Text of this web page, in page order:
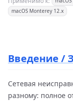
macOS Monterey 12.x
Введение /
Сетевая
разному: полное